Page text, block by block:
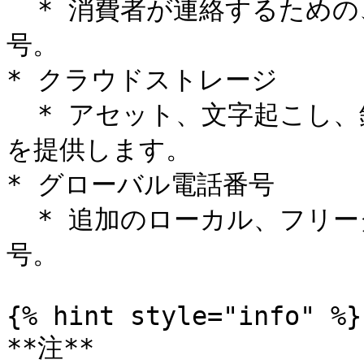
号。
* クラウドストレージ
を提供します。
* グローバル電話番号
号。
{% hint style="info" %}
**注**